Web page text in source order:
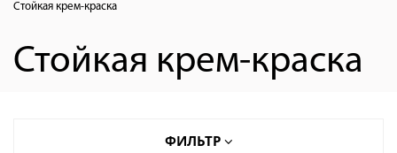
Стойкая крем-краска
Стойкая крем-краска
ФИЛЬТР